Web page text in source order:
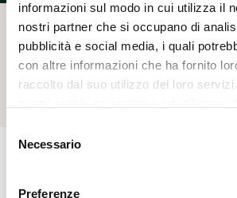
informazioni sul modo in cui utilizza il
nostri partner che si occupano di
pubblicità e social media, i quali
con altre informazioni che ha fornito
raccolto dal suo utilizzo dei loro
delNecessario
Preferenze
Home Reparti Prima